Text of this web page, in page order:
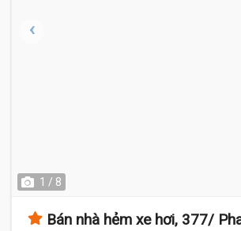
1 / 8
Bán nhà hẻm xe hơi, 377/